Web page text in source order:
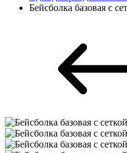
Бейсболка базовая с